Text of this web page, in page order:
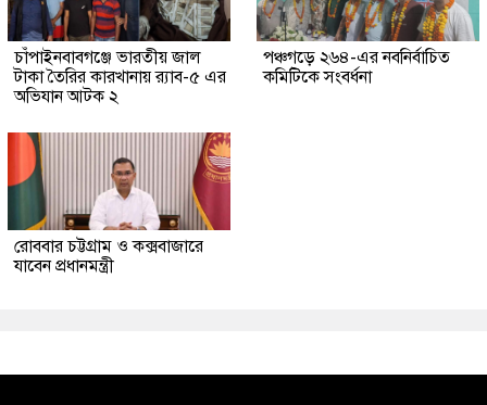
চাঁপাইনবাবগঞ্জে ভারতীয় জাল
টাকা তৈরির কারখানায় র‍্যাব-৫ এর
অভিযান আটক ২
পঞ্চগড়ে ২৬৪-এর নবনির্বাচিত
কমিটিকে সংবর্ধনা
রোববার চট্টগ্রাম ও কক্সবাজারে
যাবেন প্রধানমন্ত্রী